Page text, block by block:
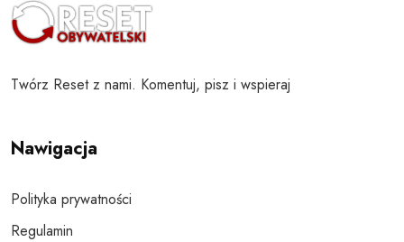
Twórz Reset z nami. Komentuj, pisz i wspieraj
Nawigacja
Polityka prywatności
Regulamin